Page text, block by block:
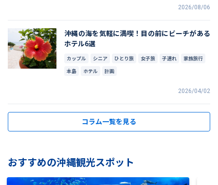
2026/08/06
沖縄の海を気軽に満喫！目の前にビーチがある
ホテル6選
カップル シニア ひとり旅 女子旅 子連れ
家族旅行
本島
ホテル 計画
2026/04/02
コラム一覧を見る
おすすめの沖縄観光スポット